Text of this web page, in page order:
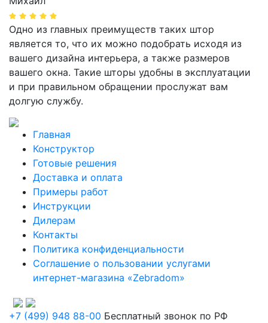
Одно из главных преимуществ таких штор
является то, что их можно подобрать исходя из
вашего дизайна интерьера, а также размеров
вашего окна. Такие шторы удобны в эксплуатации
и при правильном обращении прослужат вам
долгую службу.
Главная
Конструктор
Готовые решения
Доставка и оплата
Примеры работ
Инструкции
Дилерам
Контакты
Политика конфиденциальности
Соглашение о пользовании услугами
интернет-магазина «Zebradom»
+7 (499) 948 88-00 Бесплатный звонок по РФ